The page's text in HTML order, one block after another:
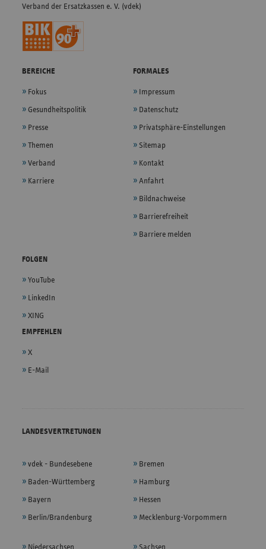
Verband der Ersatzkassen e. V. (vdek)
BEREICHE
Fokus
Gesundheitspolitik
Presse
Themen
Verband
Karriere
FORMALES
Impressum
Datenschutz
Privatsphäre-Einstellungen
Sitemap
Kontakt
Anfahrt
Bildnachweise
Barrierefreiheit
Barriere melden
FOLGEN
YouTube
LinkedIn
XING
EMPFEHLEN
X
E-Mail
LANDESVERTRETUNGEN
vdek - Bundesebene
Baden-Württemberg
Bayern
Berlin/Brandenburg
Bremen
Hamburg
Hessen
Mecklenburg-Vorpommern
Niedersachsen Sachsen